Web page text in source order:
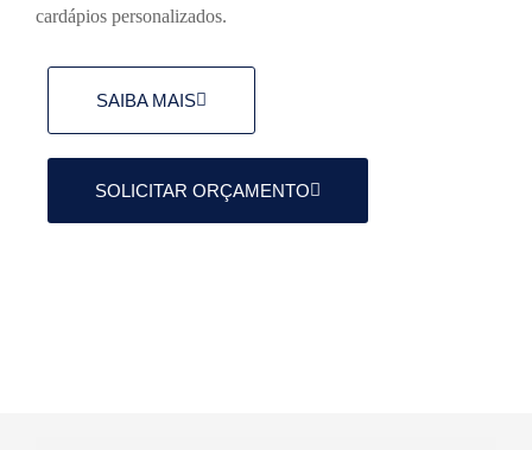
cardápios personalizados.
SAIBA MAIS
SOLICITAR ORÇAMENTO